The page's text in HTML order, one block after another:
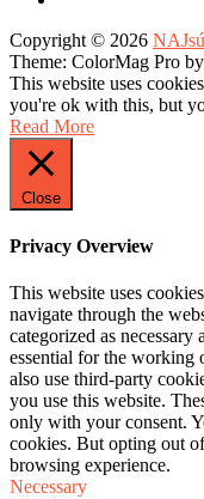
Copyright © 2026
Theme: ColorMag Pro by
This website uses
you're ok with this, but
Read More
Close
Privacy Overview
This website uses
navigate through the
categorized as
essential for the working
also use third-party
you use this website.
only with your consent.
cookies. But opting out
browsing experience.
Necessary